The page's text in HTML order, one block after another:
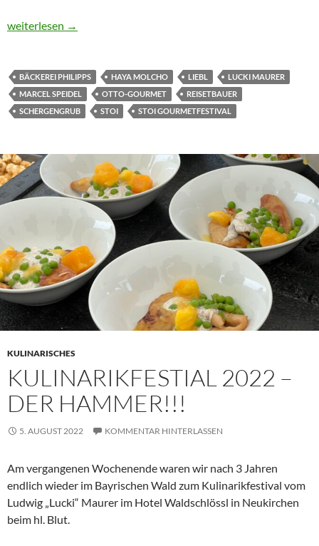
Das 1. Gourmetfestival im STOI
weiterlesen →
BÄCKEREI PHILIPPS HAYA MOLCHO LIEBL
LUCKI MAURER
MARCEL SPEIDEL
OTTO-GOURMET
REISETBAUER
SCHERGENGRUB
STOI STOI GOURMETFESTIVAL
KULINARISCHES
KULINARIKFESTIAL 2022 –
DER HAMMER!!!
5. AUGUST 2022 KOMMENTAR HINTERLASSEN
Am vergangenen Wochenende waren wir nach 3 Jahren
endlich wieder im Bayrischen Wald zum Kulinarikfestival vom
Ludwig „Lucki“ Maurer im Hotel Waldschlössl in Neukirchen
beim hl. Blut.